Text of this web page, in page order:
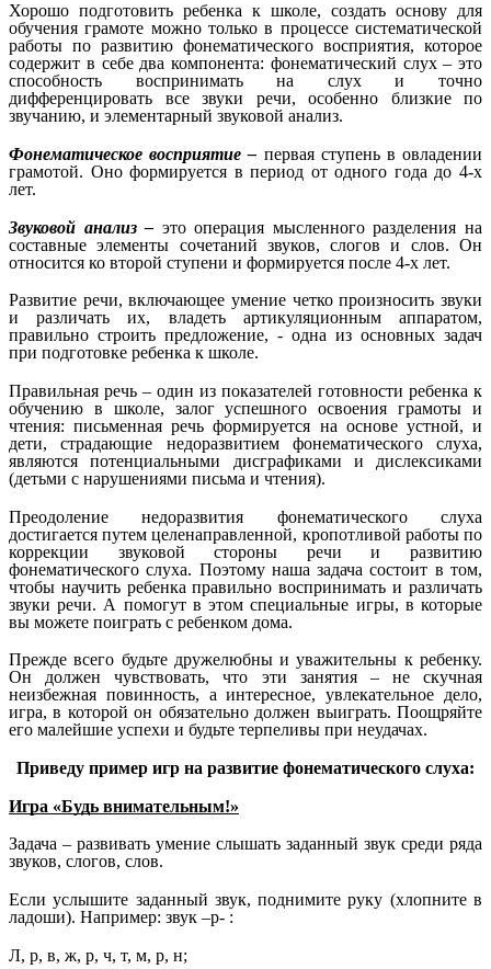
Хорошо подготовить ребенка к школе, создать основу для
обучения грамоте можно только в процессе систематической
работы по развитию фонематического восприятия, которое
содержит в себе два компонента: фонематический слух – это
способность воспринимать на слух и точно
дифференцировать все звуки речи, особенно близкие по
звучанию, и элементарный звуковой анализ.
Фонематическое восприятие – первая ступень в овладении
грамотой. Оно формируется в период от одного года до 4-х
лет.
Звуковой анализ – это операция мысленного разделения на
составные элементы сочетаний звуков, слогов и слов. Он
относится ко второй ступени и формируется после 4-х лет.
Развитие речи, включающее умение четко произносить звуки
и различать их, владеть артикуляционным аппаратом,
правильно строить предложение, - одна из основных задач
при подготовке ребенка к школе.
Правильная речь – один из показателей готовности ребенка к
обучению в школе, залог успешного освоения грамоты и
чтения: письменная речь формируется на основе устной, и
дети, страдающие недоразвитием фонематического слуха,
являются потенциальными дисграфиками и дислексиками
(детьми с нарушениями письма и чтения).
Преодоление недоразвития фонематического слуха
достигается путем целенаправленной, кропотливой работы по
коррекции звуковой стороны речи и развитию
фонематического слуха. Поэтому наша задача состоит в том,
чтобы научить ребенка правильно воспринимать и различать
звуки речи. А помогут в этом специальные игры, в которые
вы можете поиграть с ребенком дома.
Прежде всего будьте дружелюбны и уважительны к ребенку.
Он должен чувствовать, что эти занятия – не скучная
неизбежная повинность, а интересное, увлекательное дело,
игра, в которой он обязательно должен выиграть. Поощряйте
его малейшие успехи и будьте терпеливы при неудачах.
Приведу пример игр на развитие фонематического слуха:
Игра «Будь внимательным!»
Задача – развивать умение слышать заданный звук среди ряда
звуков, слогов, слов.
Если услышите заданный звук, поднимите руку (хлопните в
ладоши). Например: звук –р- :
Л, р, в, ж, р, ч, т, м, р, н;